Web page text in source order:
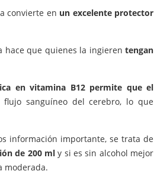
convierte en un excelente protector
hace que quienes la ingieren tengan
en vitamina B12 permite que el
sanguíneo del cerebro, lo que
información importante, se trata de
de 200 mly si es sin alcohol mejor
moderada.